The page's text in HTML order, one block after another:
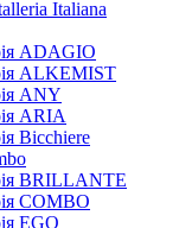
Italiana
ADAGIO
ALKEMIST
ANY
ARIA
Bicchiere
BRILLANTE
COMBO
EGO